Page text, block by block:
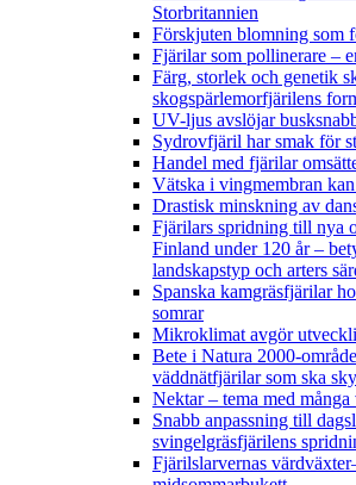
Storbritannien
Förskjuten blomning som
Fjärilar som pollinerare –
Färg, storlek och genetik
skogspärlemorfjärilens
UV-ljus avslöjar
Sydrovfjäril har smak för
Handel med fjärilar
Vätska i vingmembran
Drastisk minskning av
Fjärilars spridning till nya
Finland under 120 år–
landskapstyp och arters
Spanska kamgräsfjärilar
somrar
Mikroklimat avgör
Bete i Natura 2000-
väddnätfjärilar som ska
Nektar – tema med
Snabb anpassning till
svingelgräsfjärilens
Fjärilslarvernas